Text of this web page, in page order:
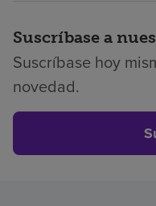
Suscríbase a
Suscríbase hoy
novedad.